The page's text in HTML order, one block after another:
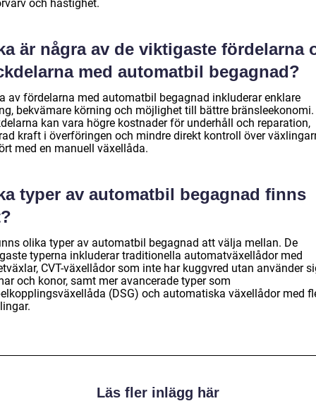
och hastighet.
är några av de viktigaste fördelarna
med automatbil begagnad?
av fördelarna med automatbil begagnad inkluderar enklare
bekvämare körning och möjlighet till bättre bränsleekonomi.
kan vara högre kostnader för underhåll och reparation,
kraft i överföringen och mindre direkt kontroll över
med en manuell växellåda.
typer av automatbil begagnad finns
olika typer av automatbil begagnad att välja mellan. De
typerna inkluderar traditionella automatväxellådor med
CVT-växellådor som inte har kuggvred utan använder
och konor, samt mer avancerade typer som
(DSG) och automatiska växellådor med
Läs fler inlägg här